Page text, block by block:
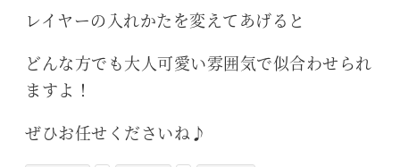
レイヤーの入れかたを変えてあげると
どんな方でも大人可愛い雰囲気で似合わせられ
ますよ！
ぜひお任せくださいね♪